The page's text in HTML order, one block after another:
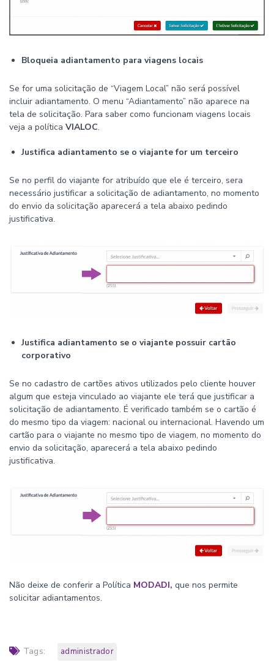
Bloqueia adiantamento para viagens locais
Se for uma solicitação de “Viagem Local” não será possível
incluir adiantamento. O menu “Adiantamento” não aparece na
tela de solicitação. Para saber como funcionam viagens locais
veja a política VIALOC.
Justifica adiantamento se o viajante for um terceiro
Se no perfil do viajante for atribuído que ele é terceiro, sera
necessário justificar a solicitação de adiantamento, no momento
do envio da solicitação aparecerá a tela abaixo pedindo
justificativa.
Justifica adiantamento se o viajante possuir cartão
corporativo
Se no cadastro de cartões ativos utilizados pelo cliente houver
algum que esteja vinculado ao viajante ele terá que justificar a
solicitação de adiantamento. É verificado também se o cartão é
do mesmo tipo da viagem: nacional ou internacional. Havendo um
cartão para o viajante no mesmo tipo de viagem, no momento do
envio da solicitação, aparecerá a tela abaixo pedindo
justificativa.
Não deixe de conferir a Política MODADI, que nos permite
solicitar adiantamentos.
Tags: administrador